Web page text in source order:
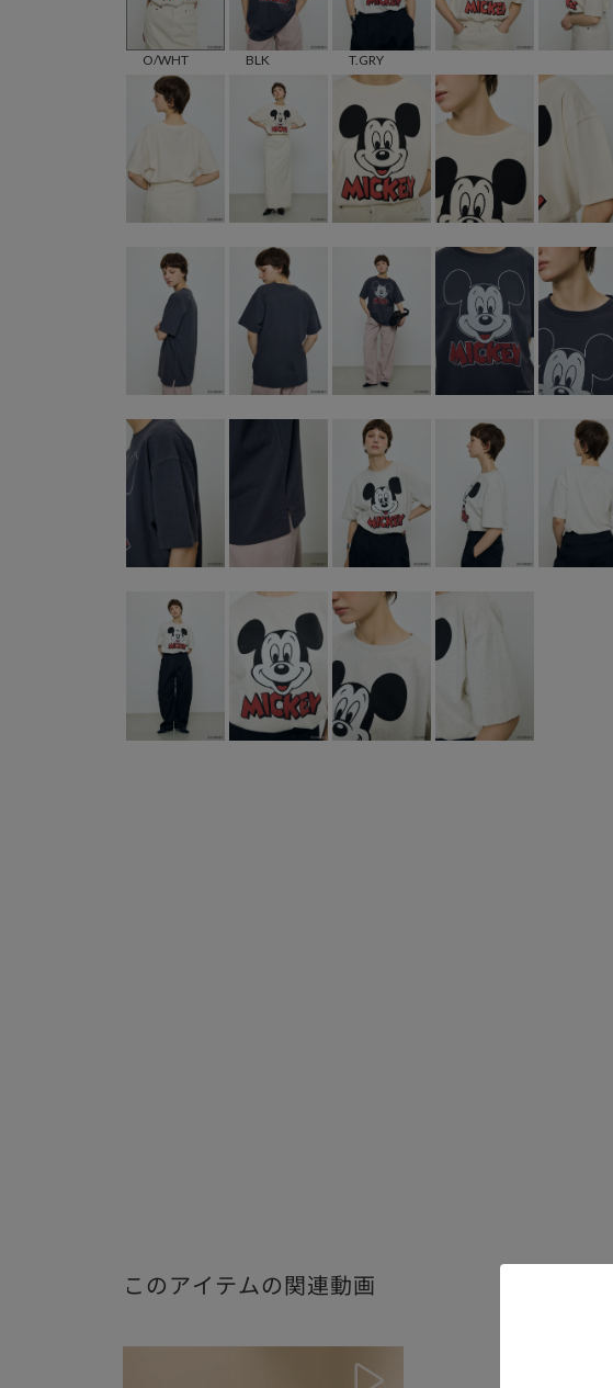
O/WHT BLK T.GRY
このアイテムの関連動画